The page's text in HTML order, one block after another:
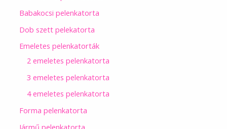
Babakocsi pelenkatorta
Dob szett pelekatorta
Emeletes pelenkatorták
2 emeletes pelenkatorta
3 emeletes pelenkatorta
4 emeletes pelenkatorta
Forma pelenkatorta
Jármű pelenkatorta